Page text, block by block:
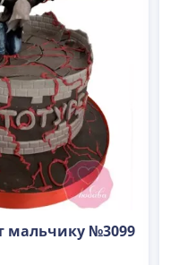
мальчику №3099